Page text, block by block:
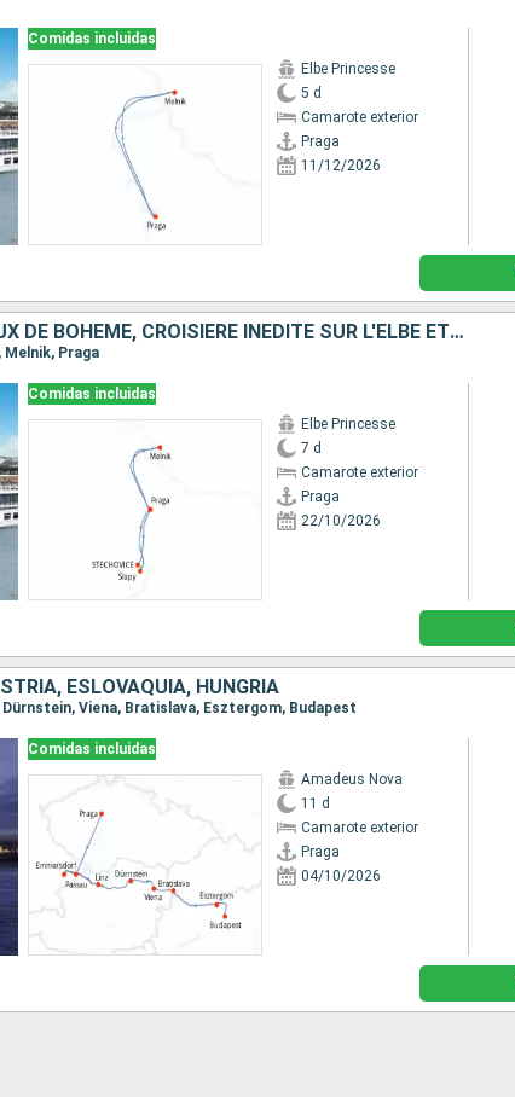
Comidas incluidas
Elbe Princesse
5 d
Camarote exterior
Praga
11/12/2026
PRAGUE, DRESDE ET LES CHÂTEAUX DE BOHÊME, CROISIÈRE INÉDITE SUR L'ELBE ET LA MOLDAU SAUVAGE
Melnik, Praga
Comidas incluidas
Elbe Princesse
7 d
Camarote exterior
Praga
22/10/2026
ESLOVAQUIA, HUNGRÍA
Viena, Bratislava, Esztergom, Budapest
Comidas incluidas
Amadeus Nova
11 d
Camarote exterior
Praga
04/10/2026